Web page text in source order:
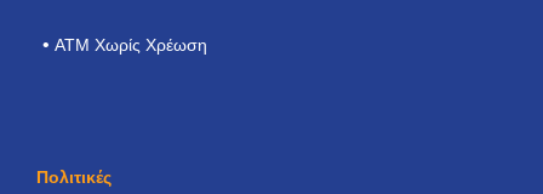
ATM Χωρίς Χρέωση
Πολιτικές